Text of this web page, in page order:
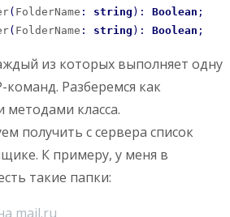
( FolderName : string ) : Boolean ;
( FolderName : string ) : Boolean ;
из которых выполняет одну
команд. Разберемся как
методами класса.
получить с сервера список
К примеру, у меня в
такие папки: